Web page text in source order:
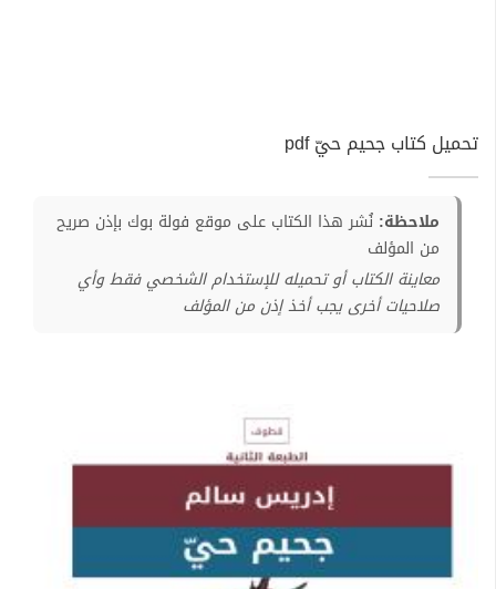
تحميل كتاب جحيم حيّ pdf
ملاحظة: نُشر هذا الكتاب على موقع فولة بوك بإذن صريح
من المؤلف
معاينة الكتاب أو تحميله للإستخدام الشخصي فقط وأي
صلاحيات أخرى يجب أخذ إذن من المؤلف